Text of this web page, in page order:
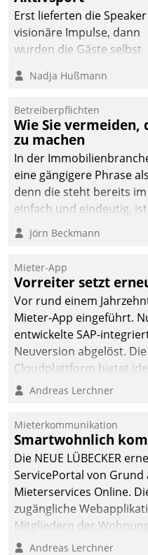
Erst lieferten die Speaker
visionäre Impulse, dann
wurden die Gäste selbst
methodisch
Quartier. Dazwischen
zeigte Datatrain, was es
Neues zu bieten hat.
Nadja Hußmann
Betreiberpflichten
Wie Sie vermeiden,
zu machen
In der
eine gängigere Phrase
denn die steht bereits
einfach und eindeutig,
Branchenbeschäftigte
Verantwortung folgen
Jörn Beckmann
Mieter-App
Vorreiter setzt
Vor rund einem
Mieter-App eingeführt.
entwickelte SAP-
Neuversion abgelöst.
Cloudplattform bietet
die Funktionalität der
integrieren.
Andreas Lerchner
Mieterkommunikation
Smartwohnlich
Die NEUE LÜBECKER
ServicePortal von
Mieterservices Online.
zugängliche
Mitgliedern der
Kontaktaufnahme per
Andreas Lerchner